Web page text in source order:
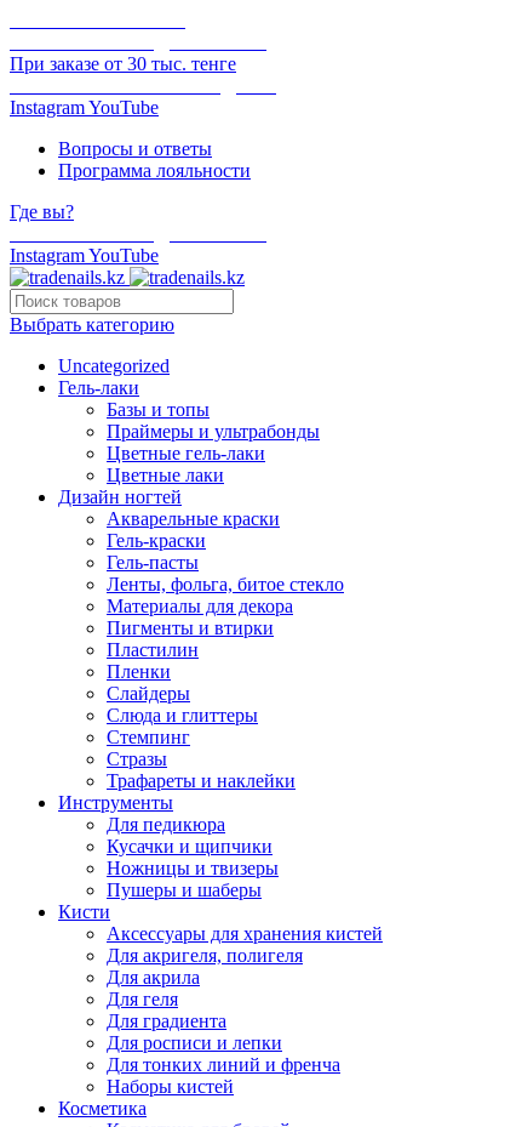
При заказе от 30 тыс. тенге
InstagramYouTube
Вопросы и ответы
Программа лояльности
Где вы?
InstagramYouTube
Выбрать категорию
Uncategorized
Гель-лаки
Базы и топы
Праймеры и ультрабонды
Цветные гель-лаки
Цветные лаки
Дизайн ногтей
Акварельные краски
Гель-краски
Гель-пасты
Ленты, фольга, битое стекло
Материалы для декора
Пигменты и втирки
Пластилин
Пленки
Слайдеры
Слюда и глиттеры
Стемпинг
Стразы
Трафареты и наклейки
Инструменты
Для педикюра
Кусачки и щипчики
Ножницы и твизеры
Пушеры и шаберы
Кисти
Аксессуары для хранения кистей
Для акригеля, полигеля
Для акрила
Для геля
Для градиента
Для росписи и лепки
Для тонких линий и френча
Наборы кистей
Косметика